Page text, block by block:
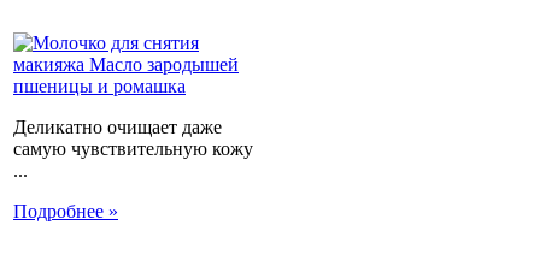
Деликатно очищает даже
самую чувствительную кожу
...
Подробнее »